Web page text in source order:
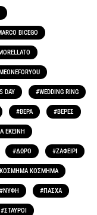
BICEGO
DAY WEDDING RING
ΒΕΡΑ ΒΕΡΕΣ
ΕΚΕΙΝΗ
ΔΩΡΟ ΖΑΦΕΙΡΙ
ΚΟΣΜΗΜΑ ΚΟΣΜΗΜΑ
ΝΥΦΗ ΠΑΣΧΑ
ΣΤΑΥΡΟΙ